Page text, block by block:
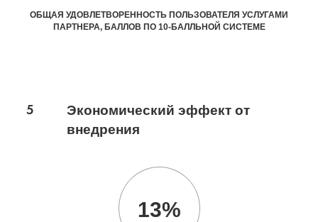
ОБЩАЯ УДОВЛЕТВОРЕННОСТЬ ПОЛЬЗОВАТЕЛЯ УСЛУГАМИ
ПАРТНЕРА, БАЛЛОВ ПО 10-БАЛЛЬНОЙ СИСТЕМЕ
5
Экономический эффект от
внедрения
13%